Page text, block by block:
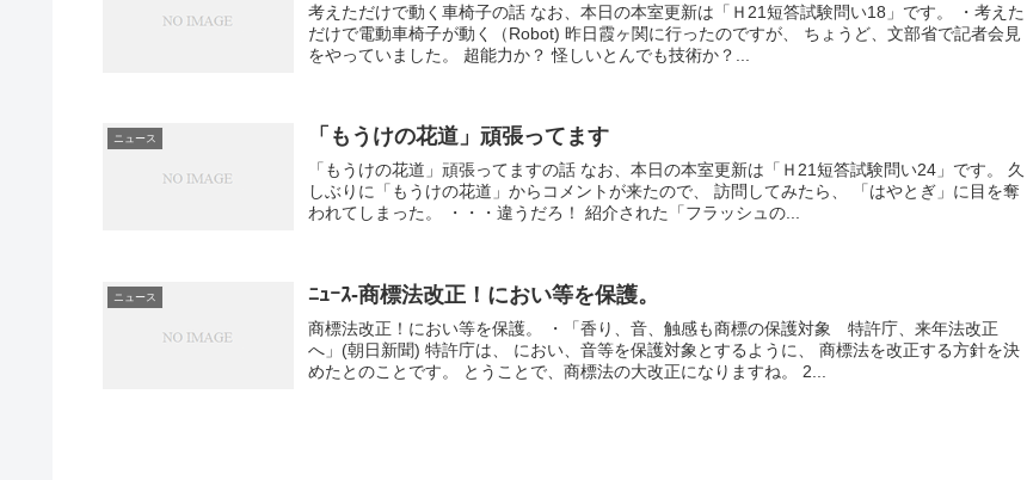
考えただけで動く車椅子の話 なお、本日の本室更新は「Ｈ21短答試験問い18」です。 ・考えた
だけで電動車椅子が動く（Robot) 昨日霞ヶ関に行ったのですが、 ちょうど、文部省で記者会見
をやっていました。 超能力か？ 怪しいとんでも技術か？...
ニュース 「もうけの花道」頑張ってます
「もうけの花道」頑張ってますの話 なお、本日の本室更新は「Ｈ21短答試験問い24」です。 久
しぶりに「もうけの花道」からコメントが来たので、 訪問してみたら、 「はやとぎ」に目を奪
われてしまった。 ・・・違うだろ！ 紹介された「フラッシュの...
ニュース ﾆｭｰｽ-商標法改正！におい等を保護。
商標法改正！におい等を保護。 ・「香り、音、触感も商標の保護対象 特許庁、来年法改正
へ」(朝日新聞) 特許庁は、 におい、音等を保護対象とするように、 商標法を改正する方針を決
めたとのことです。 とうことで、商標法の大改正になりますね。 2...